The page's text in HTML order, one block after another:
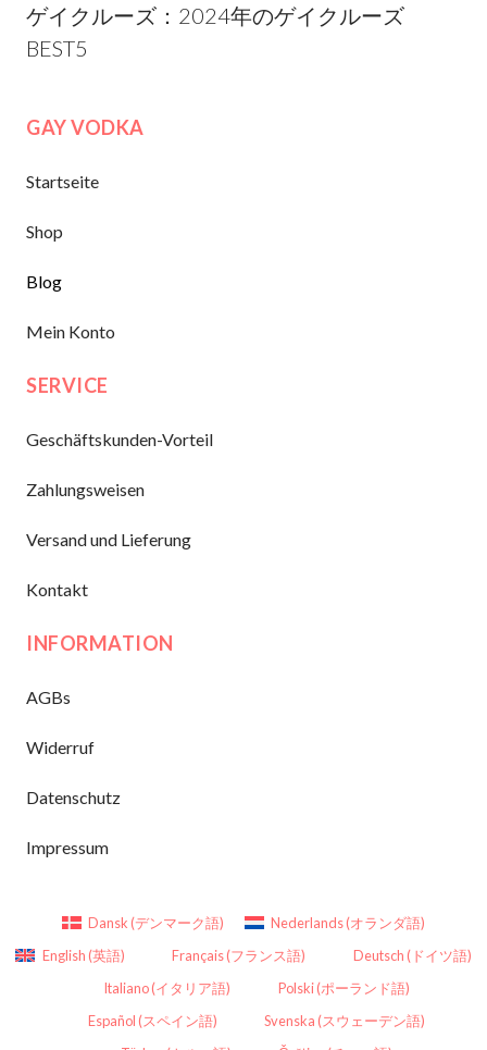
ゲイクルーズ：2024年のゲイクルーズ
BEST5
GAY VODKA
Startseite
Shop
Blog
Mein Konto
SERVICE
Geschäftskunden-Vorteil
Zahlungsweisen
Versand und Lieferung
Kontakt
INFORMATION
AGBs
Widerruf
Datenschutz
Impressum
Dansk (デンマーク語) Nederlands(オランダ語)
English (英語) Français(フランス語) Deutsch (ドイツ語)
Italiano(イタリア語) Polski(ポーランド語)
Español (スペイン語) Svenska (スウェーデン語)